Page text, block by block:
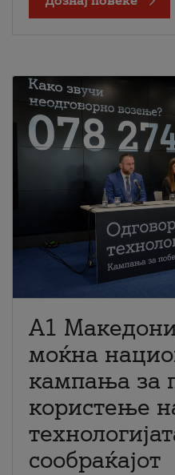
A1
моќна
кампања за
користење
сообраќајот